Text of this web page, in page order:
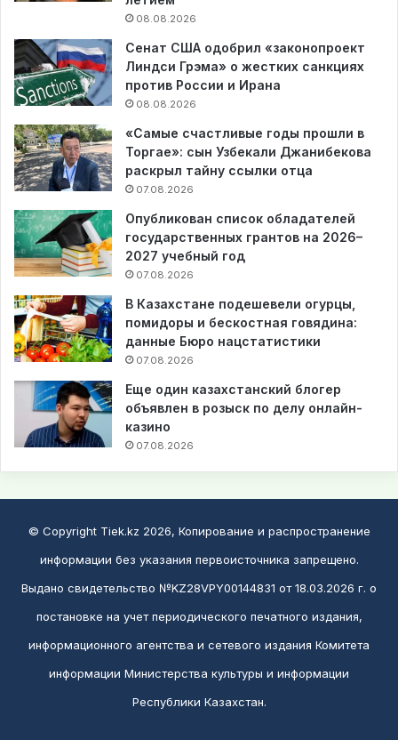
08.08.2026
Сенат США одобрил «законопроект
Линдси Грэма» о жестких санкциях
против России и Ирана
08.08.2026
«Самые счастливые годы прошли в
Торгае»: сын Узбекали Джанибекова
раскрыл тайну ссылки отца
07.08.2026
Опубликован список обладателей
государственных грантов на 2026–
2027 учебный год
07.08.2026
В Казахстане подешевели огурцы,
помидоры и бескостная говядина:
данные Бюро нацстатистики
07.08.2026
Еще один казахстанский блогер
объявлен в розыск по делу онлайн-
казино
07.08.2026
© Copyright Tiek.kz 2026, Копирование и распространение
информации без указания первоисточника запрещено.
Выдано свидетельство №KZ28VPY00144831 от 18.03.2026 г. о
постановке на учет периодического печатного издания,
информационного агентства и сетевого издания Комитета
информации Министерства культуры и информации
Республики Казахстан.